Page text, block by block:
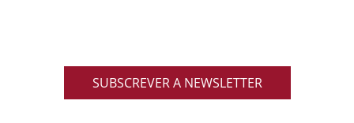
SUBSCREVER A NEWSLETTER